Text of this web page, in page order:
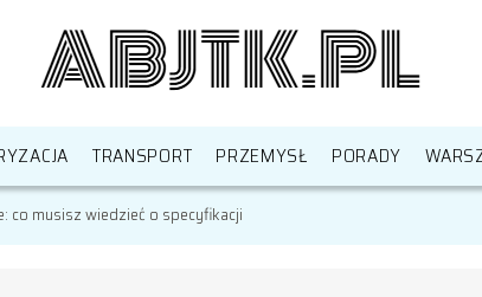
TRANSPORT PRZEMYSŁ PORADY
co musisz wiedzieć o specyfikacji